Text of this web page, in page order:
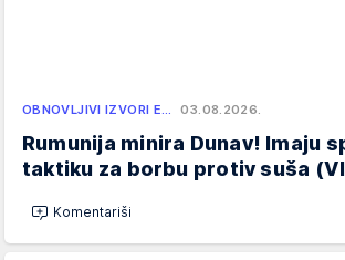
OBNOVLJIVI IZVORI E… 03.08.2026.
Rumunija minira Dunav! Imaju
taktiku za borbu protiv suša
Komentariši